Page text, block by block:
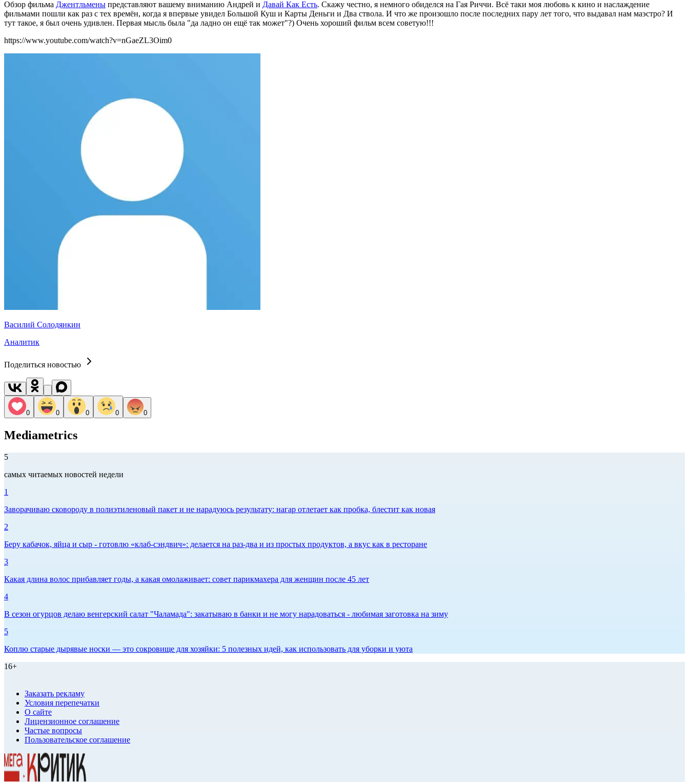
Обзор фильма Джентльмены представляют вашему вниманию Андрей и Давай Как Есть. Скажу честно, я немного обиделся на Гая Риччи. Всё таки моя любовь к кино и наслаждение
фильмами пошли как раз с тех времён, когда я впервые увидел Большой Куш и Карты Деньги и Два ствола. И что же произошло после последних пару лет того, что выдавал нам маэстро? И
тут такое, я был очень удивлен. Первая мысль была "да ладно он ещё так может"?) Очень хороший фильм всем советую!!!
https://www.youtube.com/watch?v=nGaeZL3Oim0
Василий Солодянкин
Аналитик
Поделиться новостью
0 0 0 0 0
Mediametrics
5
самых читаемых новостей недели
1
Заворачиваю сковороду в полиэтиленовый пакет и не нарадуюсь результату: нагар отлетает как пробка, блестит как новая
2
Беру кабачок, яйца и сыр - готовлю «клаб-сэндвич»: делается на раз-два и из простых продуктов, а вкус как в ресторане
3
Какая длина волос прибавляет годы, а какая омолаживает: совет парикмахера для женщин после 45 лет
4
В сезон огурцов делаю венгерский салат "Чаламада": закатываю в банки и не могу нарадоваться - любимая заготовка на зиму
5
Коплю старые дырявые носки — это сокровище для хозяйки: 5 полезных идей, как использовать для уборки и уюта
16+
Заказать рекламу
Условия перепечатки
О сайте
Лицензионное соглашение
Частые вопросы
Пользовательское соглашение